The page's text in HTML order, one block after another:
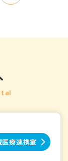
医療連携室